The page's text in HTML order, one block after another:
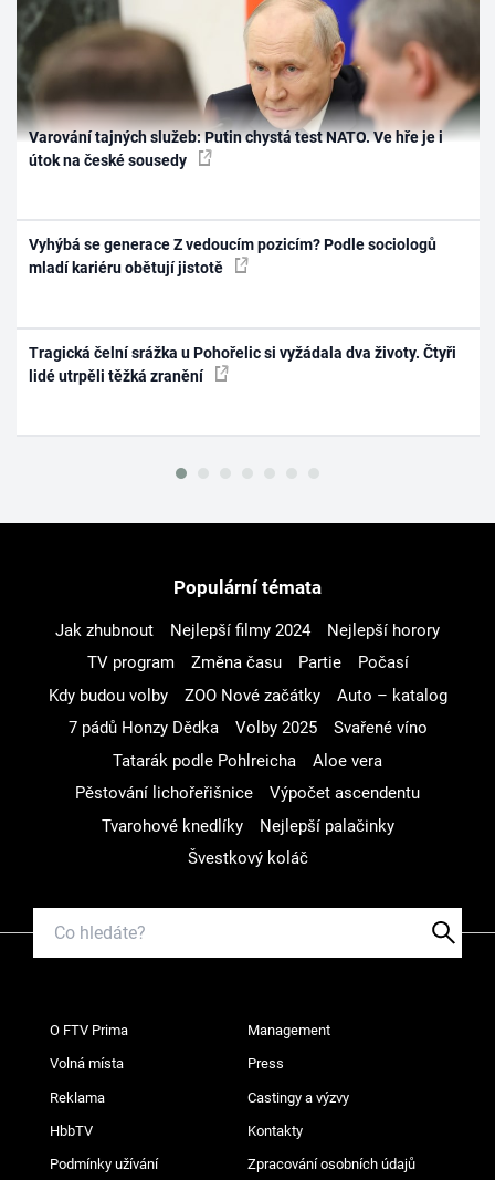
Varování tajných služeb: Putin chystá test NATO. Ve hře je i
útok na české sousedy
Vyhýbá se generace Z vedoucím pozicím? Podle sociologů
mladí kariéru obětují jistotě
Tragická čelní srážka u Pohořelic si vyžádala dva životy. Čtyři
lidé utrpěli těžká zranění
Populární témata
Jak zhubnout Nejlepší filmy 2024
Nejlepší horory
TV program
Změna času Partie
Počasí
Kdy budou volby
ZOO Nové začátky
Auto – katalog
7 pádů Honzy Dědka
Volby 2025
Svařené víno
Tatarák podle Pohlreicha
Aloe vera
Pěstování lichořeřišnice
Výpočet ascendentu
Tvarohové knedlíky
Nejlepší palačinky
Švestkový koláč
O FTV Prima Management
Volná místa Press
Reklama Castingy a výzvy
HbbTV Kontakty
Podmínky užívání Zpracování osobních údajů